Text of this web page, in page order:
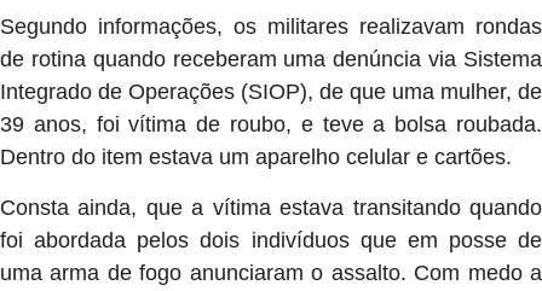
Segundo informações, os militares realizavam rondas
de rotina quando receberam uma denúncia via Sistema
Integrado de Operações (SIOP), de que uma mulher, de
39 anos, foi vítima de roubo, e teve a bolsa roubada.
Dentro do item estava um aparelho celular e cartões.
Consta ainda, que a vítima estava transitando quando
foi abordada pelos dois indivíduos que em posse de
uma arma de fogo anunciaram o assalto. Com medo a